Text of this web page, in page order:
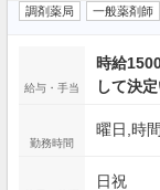
調剤薬局 一般薬剤師
給与・手当
時給
して決
勤務時間
曜日,時
日祝